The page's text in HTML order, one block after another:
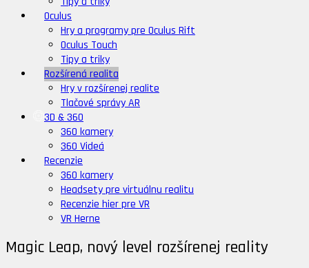
Oculus
Hry a programy pre Oculus Rift
Oculus Touch
Tipy a triky
Rozšírená realita
Hry v rozšírenej realite
Tlačové správy AR
3D & 360
360 kamery
360 Videá
Recenzie
360 kamery
Headsety pre virtuálnu realitu
Recenzie hier pre VR
VR Herne
Magic Leap, nový level rozšírenej reality